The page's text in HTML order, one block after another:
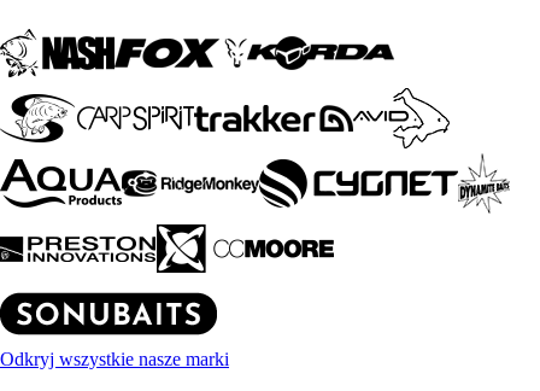
Odkryj wszystkie nasze marki